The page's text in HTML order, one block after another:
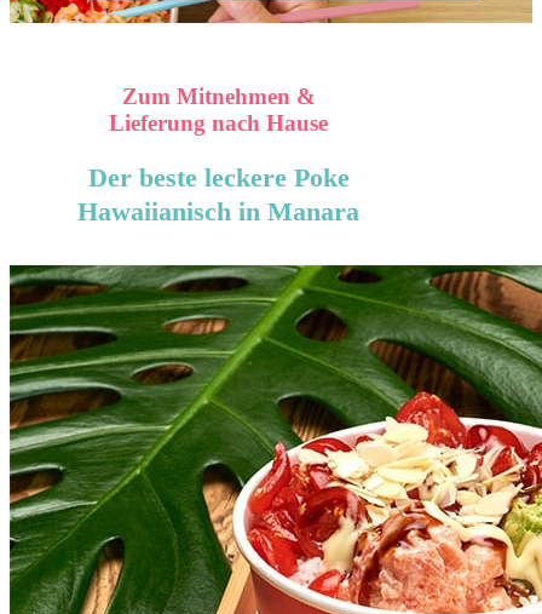
Zum Mitnehmen &
Lieferung nach Hause
Der beste leckere Poke
Hawaiianisch in Manara